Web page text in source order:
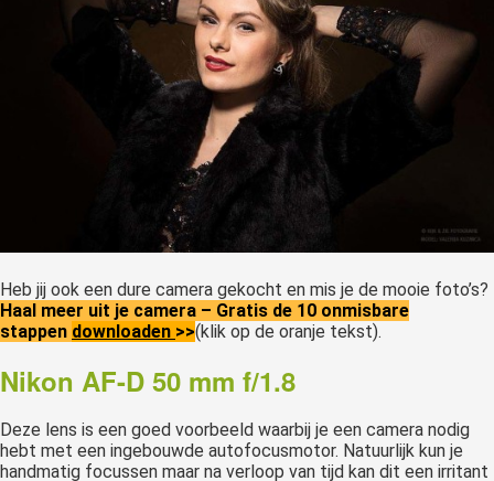
Heb jij ook een dure camera gekocht en mis je de mooie foto’s?
Haal meer uit je camera – Gratis de 10 onmisbare
stappen downloaden >>(klik op de oranje tekst).
Nikon AF-D 50 mm f/1.8
Deze lens is een goed voorbeeld waarbij je een camera nodig
hebt met een ingebouwde autofocusmotor. Natuurlijk kun je
handmatig focussen maar na verloop van tijd kan dit een irritant